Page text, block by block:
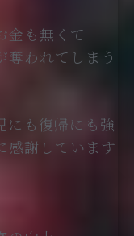
金も無くて
奪われてしまう
にも復帰にも強
感謝しています